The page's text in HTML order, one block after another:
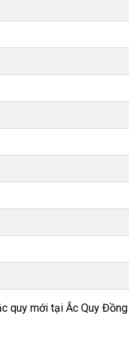
quy mới tại Ắc Quy Đồng